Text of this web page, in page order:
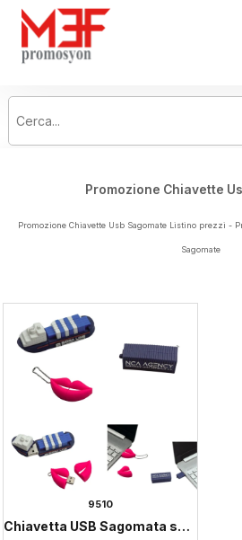
Cerca...
Promozione Chiavette
Promozione Chiavette Usb Sagomate Listino prezzi -
Sagomate
9510
Chiavetta USB Sagomata su Misura